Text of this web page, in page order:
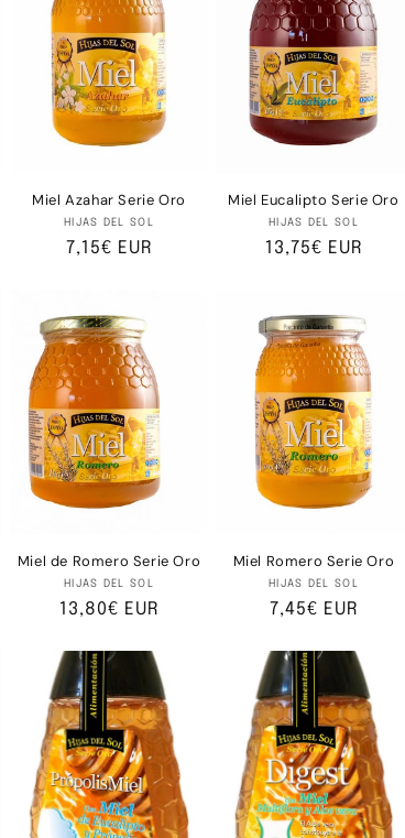
Miel Azahar Serie Oro
Proveedor:
HIJAS DEL SOL
Precio
7,15€ EUR
Miel Eucalipto Serie Oro
Proveedor:
HIJAS DEL SOL
Precio
13,75€ EUR
Miel de Romero Serie Oro
Proveedor:
HIJAS DEL SOL
Precio
13,80€ EUR
Miel Romero Serie Oro
Proveedor:
HIJAS DEL SOL
Precio
7,45€ EUR